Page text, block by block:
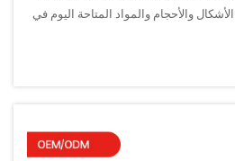
والأحجام والمواد المتاحة اليوم في
لم يعد مجرّد عنصر ترفيهي بسيط — بل